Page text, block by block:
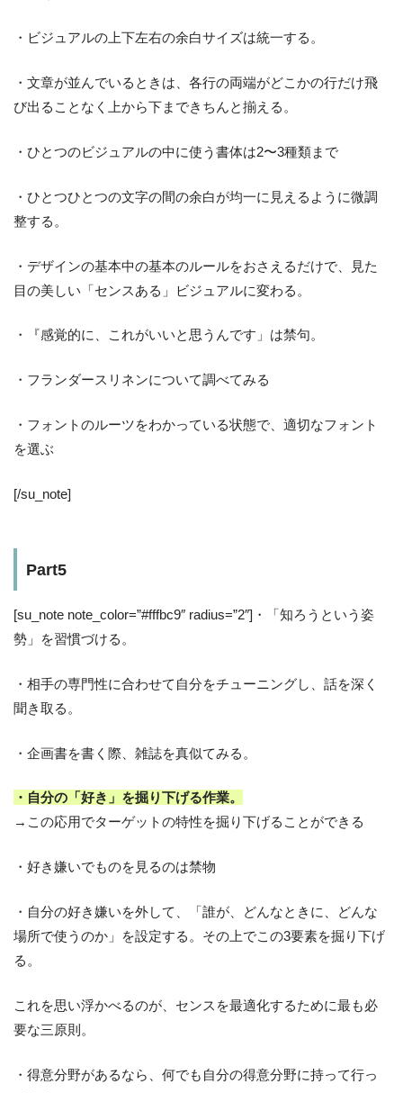
・ビジュアルの上下左右の余白サイズは統一する。
・文章が並んでいるときは、各行の両端がどこかの行だけ飛
び出ることなく上から下まできちんと揃える。
・ひとつのビジュアルの中に使う書体は2〜3種類まで
・ひとつひとつの文字の間の余白が均一に見えるように微調
整する。
・デザインの基本中の基本のルールをおさえるだけで、見た
目の美しい「センスある」ビジュアルに変わる。
・『感覚的に、これがいいと思うんです」は禁句。
・フランダースリネンについて調べてみる
・フォントのルーツをわかっている状態で、適切なフォント
を選ぶ
[/su_note]
Part5
[su_note note_color=”#fffbc9″ radius=”2″]・「知ろうという姿
勢」を習慣づける。
・相手の専門性に合わせて自分をチューニングし、話を深く
聞き取る。
・企画書を書く際、雑誌を真似てみる。
・自分の「好き」を掘り下げる作業。
→この応用でターゲットの特性を掘り下げることができる
・好き嫌いでものを見るのは禁物
・自分の好き嫌いを外して、「誰が、どんなときに、どんな
場所で使うのか」を設定する。その上でこの3要素を掘り下げ
る。
これを思い浮かべるのが、センスを最適化するために最も必
要な三原則。
・得意分野があるなら、何でも自分の得意分野に持って行っ